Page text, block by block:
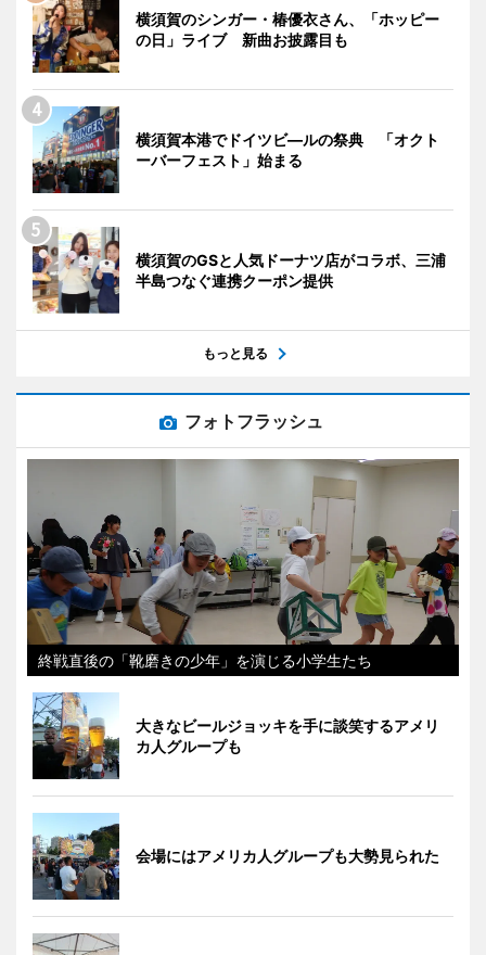
横須賀のシンガー・椿優衣さん、「ホッピー
の日」ライブ 新曲お披露目も
横須賀本港でドイツビ―ルの祭典 「オクト
ーバーフェスト」始まる
横須賀のGSと人気ドーナツ店がコラボ、三浦
半島つなぐ連携クーポン提供
もっと見る
フォトフラッシュ
終戦直後の「靴磨きの少年」を演じる小学生たち
大きなビールジョッキを手に談笑するアメリ
カ人グループも
会場にはアメリカ人グループも大勢見られた